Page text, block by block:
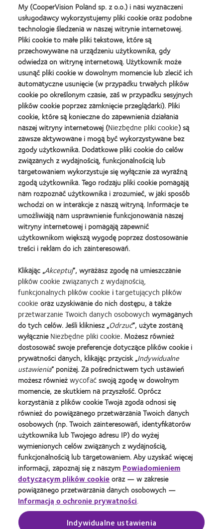
To jest wyrób medyczny.
Używaj go zgodnie z
instrukcją używania lub
etykietą.
Prowadzący reklamę: CooperVision Poland Sp. z o.o. Producent:
CooperVision Manufacturing Ltd. Upoważniony przedstawiciel:
CooperVision CL Kft.
Learn
more
about
Soczewki
MyDay™
-
nagroda
dla
najlepszego
produktu
Silmo
d'Or
(2013)
Learn
more
about
Contact
Lens
Product
of
the
Year
(2013)
Learn
more
about
Best
Companies
for
Leaders
2010
i
2012
(2012)
Learn
more
about
2012
REBRAND
100®
Global
Award
(2012)
Learn
more
about
Lider
kontaktologii
Learn
more
Fundacja
Anny
Dymnej
Learn
more
about
BCLA
Industry
Award
Strona dla Specjalisty
Polityka prywatności
Regulamin pozostawiania
komentarzy
Warunki korzystania z Serwisu
Kontakt
Zarządzaj preferencjami
dotyczącymi zgody
Zaloguj
My (CooperVision Poland sp. z o.o.) i nasi wyznaczeni
usługodawcy wykorzystujemy pliki cookie oraz podobne
technologie śledzenia w naszej witrynie internetowej.
Pliki cookie to małe pliki tekstowe, które są
przechowywane na urządzeniu użytkownika, gdy
odwiedza on witrynę internetową. Użytkownik może
usunąć pliki cookie w dowolnym momencie lub zlecić ich
automatyczne usunięcie (w przypadku trwałych plików
cookie po określonym czasie, zaś w przypadku sesyjnych
plików cookie poprzez zamknięcie przeglądarki). Pliki
cookie, które są konieczne do zapewnienia działania
naszej witryny internetowej (Niezbędne pliki cookie) są
zawsze aktywowane i mogą być wykorzystywane bez
zgody użytkownika. Dodatkowe pliki cookie do celów
związanych z wydajnością, funkcjonalnością lub
targetowaniem wykorzystuje się wyłącznie za wyraźną
zgodą użytkownika. Tego rodzaju pliki cookie pomagają
nam rozpoznać użytkownika i zrozumieć, w jaki sposób
wchodzi on w interakcje z naszą witryną. Informacje te
umożliwiają nam usprawnienie funkcjonowania naszej
witryny internetowej i pomagają zapewnić
użytkownikom większą wygodę poprzez dostosowanie
treści i reklam do ich zainteresowań.
Klikając „Akceptuj”, wyrażasz zgodę na umieszczanie
plików cookie związanych z wydajnością,
funkcjonalnych plików cookie itargetujących plików
cookie oraz uzyskiwanie do nich dostępu, a także
przetwarzanie Twoich danych osobowych wymaganych
do tych celów. Jeśli klikniesz „Odrzuć”, użyte zostaną
wyłącznieNiezbędne pliki cookie. Możesz również
dostosować swoje preferencje dotyczące plików cookie i
prywatności danych, klikając przycisk „Indywidualne
ustawienia” poniżej. Za pośrednictwem tych ustawień
możesz równieżwycofaćswoją zgodę w dowolnym
momencie, ze skutkiem na przyszłość. Oprócz
korzystania z plików cookie Twoja zgoda odnosi się
również do powiązanego przetwarzania Twoich danych
osobowych (np. Twoich zainteresowań, identyfikatorów
użytkownika lub Twojego adresu IP) do wyżej
wymienionych celów związanych z wydajnością,
funkcjonalnością lub targetowaniem. Aby uzyskać więcej
informacji, zapoznaj się z naszym Powiadomieniem
dotyczącym plików cookieoraz — w zakresie
powiązanego przetwarzania danych osobowych —
Informacją o ochronie prywatności.
Indywidualne ustawienia